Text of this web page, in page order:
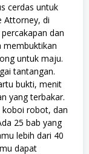
cerdas untuk
Attorney, di
dan
membuktikan
untuk maju.
tantangan.
bukti, menit
yang terbakar.
koboi robot, dan
25 bab yang
lebih dari 40
dapat